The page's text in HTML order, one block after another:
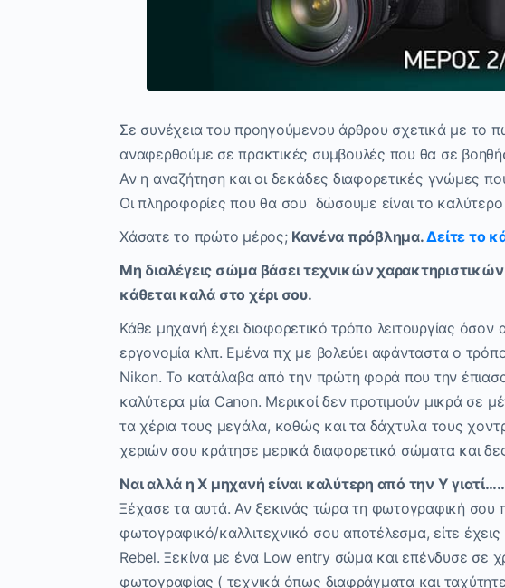
Σε συνέχεια του προηγούμενου άρθρου σχετικά με το
αναφερθούμε σε πρακτικές συμβουλές που θα σε
Αν η αναζήτηση και οι δεκάδες διαφορετικές γνώμες
Οι πληροφορίες που θα σου δώσουμε είναι το
Χάσατε το πρώτο μέρος; Κανένα πρόβλημα.Δείτε το
Μη διαλέγεις σώμα βάσει τεχνικών
κάθεται καλά στο χέρι σου.
Κάθε μηχανή έχει διαφορετικό τρόπο λειτουργίας
εργονομία κλπ. Εμένα πχ με βολεύει αφάνταστα ο
Nikon. Το κατάλαβα από την πρώτη φορά που την
καλύτερα μία Canon. Μερικοί δεν προτιμούν μικρά σε
τα χέρια τους μεγάλα, καθώς και τα δάχτυλα τους
χεριών σου κράτησε μερικά διαφορετικά σώματα και
Ναι αλλά η X μηχανή είναι καλύτερη από την Y
Ξέχασε τα αυτά. Αν ξεκινάς τώρα τη φωτογραφική σου
φωτογραφικό/καλλιτεχνικό σου αποτέλεσμα, είτε
Rebel. Ξεκίνα με ένα Low entry σώμα και επένδυσε σε
φωτογραφίας ( τεχνικά όπως διαφράγματα και